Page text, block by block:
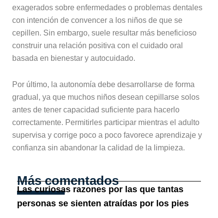
exagerados sobre enfermedades o problemas dentales
con intención de convencer a los niños de que se
cepillen. Sin embargo, suele resultar más beneficioso
construir una relación positiva con el cuidado oral
basada en bienestar y autocuidado.
Por último, la autonomía debe desarrollarse de forma
gradual, ya que muchos niños desean cepillarse solos
antes de tener capacidad suficiente para hacerlo
correctamente. Permitirles participar mientras el adulto
supervisa y corrige poco a poco favorece aprendizaje y
confianza sin abandonar la calidad de la limpieza.
Más comentados
Las curiosas razones por las que tantas
personas se sienten atraídas por los pies